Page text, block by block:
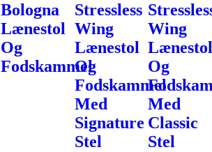
Bologna
Lænestol
Og
Fodskammel
Stressless
Wing
Lænestol
Og
Fodskammel
Med
Signature
Stel
Wing
Og
Med
Classic
Stel